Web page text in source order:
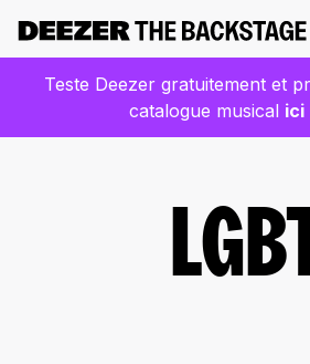
Teste Deezer gratuitement et
catalogue musical ici